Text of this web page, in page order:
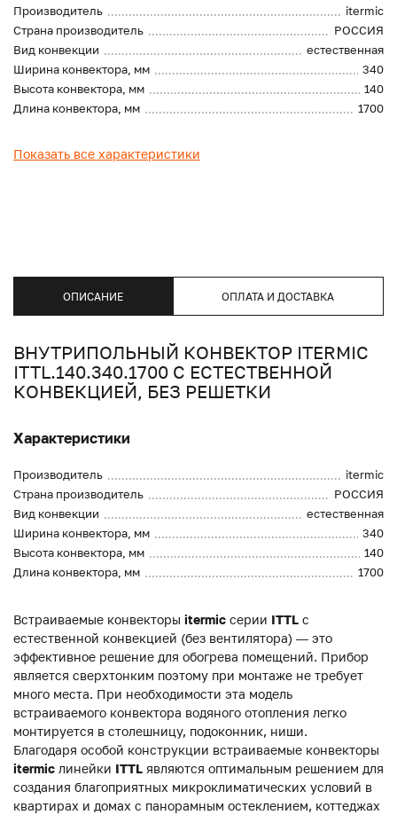
Производитель
itermic
Страна производитель
РОССИЯ
Вид конвекции
естественная
Ширина конвектора, мм
340
Высота конвектора, мм
140
Длина конвектора, мм
1700
Показать все характеристики
ОПИСАНИЕ ОПЛАТА И ДОСТАВКА
ВНУТРИПОЛЬНЫЙ КОНВЕКТОР ITERMIC
ITTL.140.340.1700 С ЕСТЕСТВЕННОЙ
КОНВЕКЦИЕЙ, БЕЗ РЕШЕТКИ
Характеристики
Производитель
itermic
Страна производитель
РОССИЯ
Вид конвекции
естественная
Ширина конвектора, мм
340
Высота конвектора, мм
140
Длина конвектора, мм
1700
Встраиваемые конвекторы itermic серии ITTL с
естественной конвекцией (без вентилятора) — это
эффективное решение для обогрева помещений. Прибор
является сверхтонким поэтому при монтаже не требует
много места. При необходимости эта модель
встраиваемого конвектора водяного отопления легко
монтируется в столешницу, подоконник, ниши.
Благодаря особой конструкции встраиваемые конвекторы
itermic линейки ITTL являются оптимальным решением для
создания благоприятных микроклиматических условий в
квартирах и домах с панорамным остеклением, коттеджах